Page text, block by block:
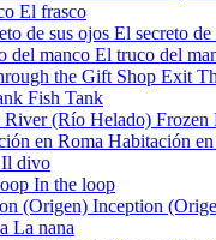
El frasco
El secreto de
El truco del
Exit
Fish Tank
Frozen
Habitación
Il divo
In the loop
Inception
La nana